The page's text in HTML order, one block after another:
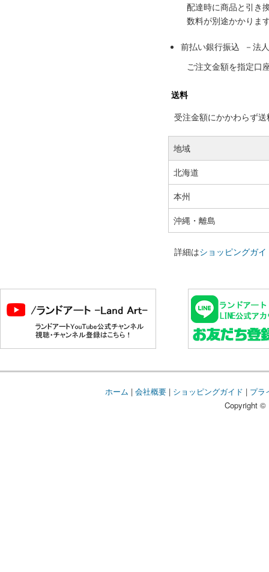
配達時に商品と引き
数料が別途かかりま
前払い銀行振込 －法
ご注文金額を指定口
送料
受注金額にかかわらず
地域
北海道
本州
沖縄・離島
詳細はショッピングガイ
ホーム | 会社概要| ショッピングガイド | プラ
Copyright ©